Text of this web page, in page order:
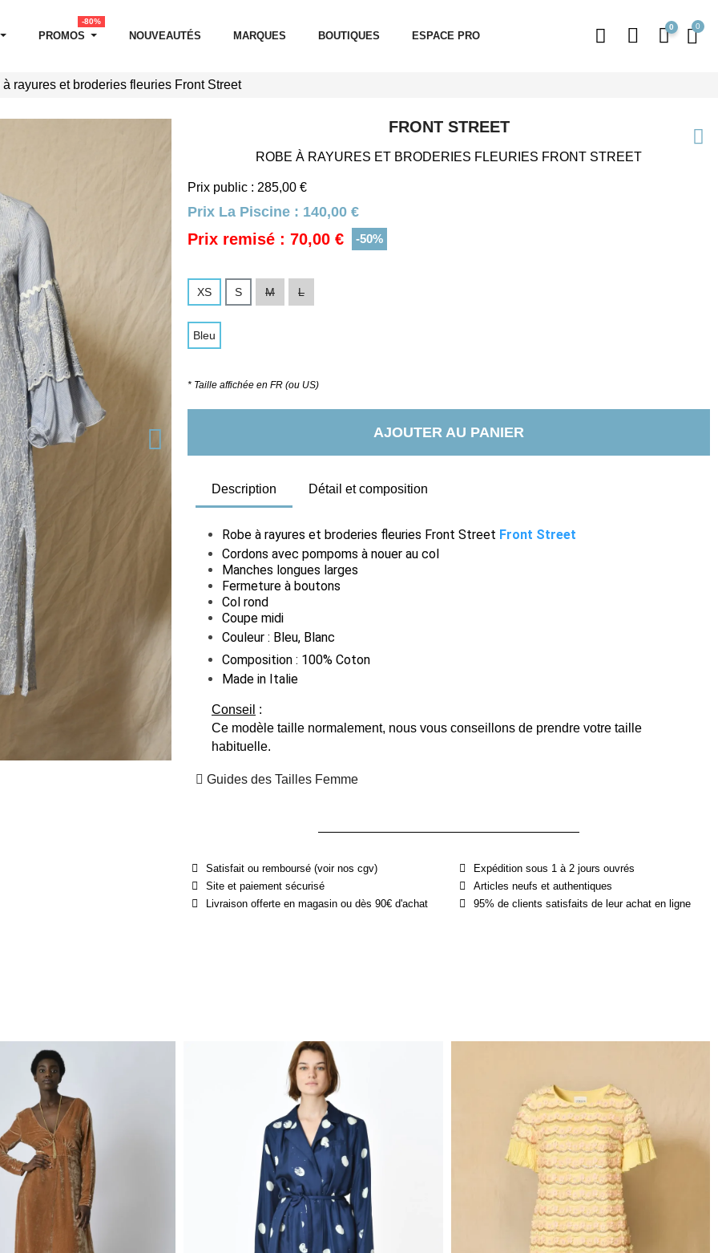
PROMOS
-80%
NOUVEAUTÉS MARQUES BOUTIQUES ESPACE PRO
0
à rayures et broderies fleuries Front Street
FRONT STREET
ROBE À RAYURES ET BRODERIES FLEURIES FRONT STREET
Prix public : 285,00 €
Prix La Piscine : 140,00 €
Prix remisé : 70,00 € -50%
XS S M L
Bleu
* Taille affichée en FR (ou US)
AJOUTER AU PANIER
Description Détail et composition
Robe à rayures et broderies fleuries Front Street Front Street
Cordons avec pompoms à nouer au col
Manches longues larges
Fermeture à boutons
Col rond
Coupe midi
Couleur : Bleu, Blanc
Composition : 100% Coton
Made in Italie
Conseil :
Ce modèle taille normalement, nous vous conseillons de prendre votre taille
habituelle.
Guides des Tailles Femme
Satisfait ou remboursé (voir nos cgv)
Site et paiement sécurisé
Livraison offerte en magasin ou dès 90€ d'achat
Expédition sous 1 à 2 jours ouvrés
Articles neufs et authentiques
95% de clients satisfaits de leur achat en ligne